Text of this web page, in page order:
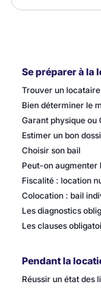
Se préparer à la
Trouver un
Bien déterminer le
Garant physique ou
Estimer un bon
Choisir son bail
Peut-on augmenter
Fiscalité : location
Colocation : bail
Les diagnostics
Les clauses
Pendant la
Réussir un état des